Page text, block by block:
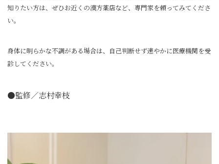
知りたい方は、ぜひお近くの漢方薬店など、専門家を頼ってみてくださ
い。
身体に明らかな不調がある場合は、自己判断せず速やかに医療機関を受
診してください。
●監修／志村幸枝